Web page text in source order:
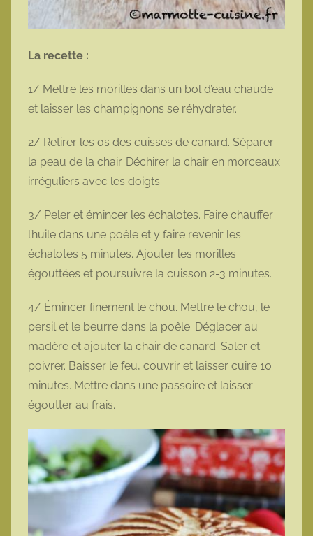
La recette :
1/ Mettre les morilles dans un bol d’eau chaude
et laisser les champignons se réhydrater.
2/ Retirer les os des cuisses de canard. Séparer
la peau de la chair. Déchirer la chair en morceaux
irréguliers avec les doigts.
3/ Peler et émincer les échalotes. Faire chauffer
l’huile dans une poêle et y faire revenir les
échalotes 5 minutes. Ajouter les morilles
égouttées et poursuivre la cuisson 2-3 minutes.
4/ Émincer finement le chou. Mettre le chou, le
persil et le beurre dans la poêle. Déglacer au
madère et ajouter la chair de canard. Saler et
poivrer. Baisser le feu, couvrir et laisser cuire 10
minutes. Mettre dans une passoire et laisser
égoutter au frais.